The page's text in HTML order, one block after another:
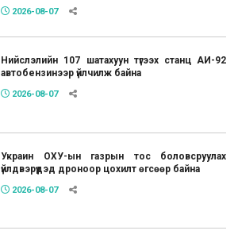
2026-08-07
Нийслэлийн 107 шатахуун түгээх станц АИ-92
автобензинээр үйлчилж байна
2026-08-07
Украин ОХУ-ын газрын тос боловсруулах
үйлдвэрүүдэд дроноор цохилт өгсөөр байна
2026-08-07